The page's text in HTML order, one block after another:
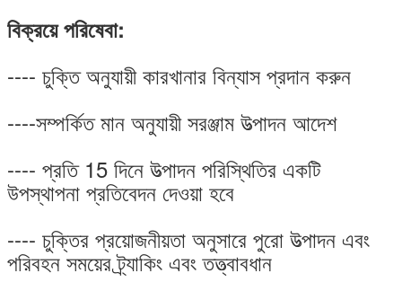
বিক্রয়ে পরিষেবা:
---- চুক্তি অনুযায়ী কারখানার বিন্যাস প্রদান করুন
----সম্পর্কিত মান অনুযায়ী সরঞ্জাম উত্পাদন আদেশ
---- প্রতি 15 দিনে উত্পাদন পরিস্থিতির একটি
উপস্থাপনা প্রতিবেদন দেওয়া হবে
---- চুক্তির প্রয়োজনীয়তা অনুসারে পুরো উত্পাদন এবং
পরিবহন সময়ের ট্র্যাকিং এবং তত্ত্বাবধান